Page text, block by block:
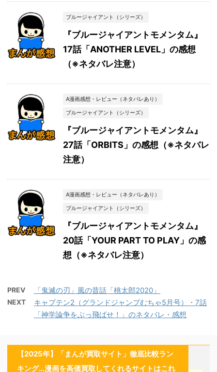
ブルージャイアント（シリーズ）
『ブルージャイアントモメンタム』
17話「ANOTHER LEVEL」の感想
（※ネタバレ注意）
A漫画感想・レビュー（ネタバレあり）
ブルージャイアント（シリーズ）
『ブルージャイアントモメンタム』
27話「ORBITS」の感想（※ネタバレ
注意）
A漫画感想・レビュー（ネタバレあり）
ブルージャイアント（シリーズ）
『ブルージャイアントモメンタム』
20話「YOUR PART TO PLAY」の感
想（※ネタバレ注意）
PREV 「鬼滅の刃」風の昔話「桃太郎2020」
NEXT
キャプテン2（グランドジャンプむちゃ5月号）・7話
「神学論争をぶっ飛ばせ！」のネタバレ・感想
【2025年】「まんが買取サイト」徹底比較ラン
キング…漫画を高価買取してくれるサイトはこれ